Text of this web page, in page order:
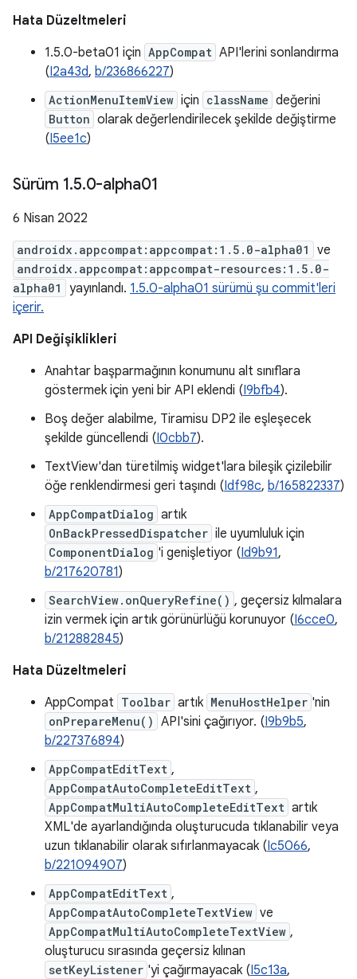
Hata Düzeltmeleri
1.5.0-beta01 için AppCompat API'lerini sonlandırma
(I2a43d, b/236866227)
ActionMenuItemView için className değerini
Button olarak değerlendirilecek şekilde değiştirme
(I5ee1c)
Sürüm 1.5.0-alpha01
6 Nisan 2022
androidx.appcompat:appcompat:1.5.0-alpha01 ve
androidx.appcompat:appcompat-resources:1.5.0-
alpha01
yayınlandı. 1.5.0-alpha01 sürümü şu commit'leri
içerir.
API Değişiklikleri
Anahtar başparmağının konumunu alt sınıflara
göstermek için yeni bir API eklendi (I9bfb4).
Boş değer alabilme, Tiramisu DP2 ile eşleşecek
şekilde güncellendi (I0cbb7).
TextView'dan türetilmiş widget'lara bileşik çizilebilir
öğe renklendirmesi geri taşındı (Idf98c, b/165822337)
AppCompatDialog artık
OnBackPressedDispatcher ile uyumluluk için
ComponentDialog 'i genişletiyor (Id9b91,
b/217620781)
SearchView.onQueryRefine() , geçersiz kılmalara
izin vermek için artık görünürlüğü korunuyor (I6cce0,
b/212882845)
Hata Düzeltmeleri
AppCompat Toolbar artık MenuHostHelper 'nin
onPrepareMenu() API'sini çağırıyor. (I9b9b5,
b/227376894)
AppCompatEditText ,
AppCompatAutoCompleteEditText ,
AppCompatMultiAutoCompleteEditText artık
XML'de ayarlandığında oluşturucuda tıklanabilir veya
uzun tıklanabilir olarak sıfırlanmayacak (Ic5066,
b/221094907)
AppCompatEditText ,
AppCompatAutoCompleteTextView ve
AppCompatMultiAutoCompleteTextView ,
oluşturucu sırasında geçersiz kılınan
setKeyListener 'yi çağırmayacak (I5c13a,